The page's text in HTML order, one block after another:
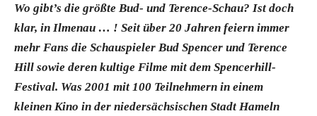
Wo gibt’s die größte Bud- und Terence-Schau? Ist doch
klar, in Ilmenau … ! Seit über 20 Jahren feiern immer
mehr Fans die Schauspieler Bud Spencer und Terence
Hill sowie deren kultige Filme mit dem Spencerhill-
Festival. Was 2001 mit 100 Teilnehmern in einem
kleinen Kino in der niedersächsischen Stadt Hameln